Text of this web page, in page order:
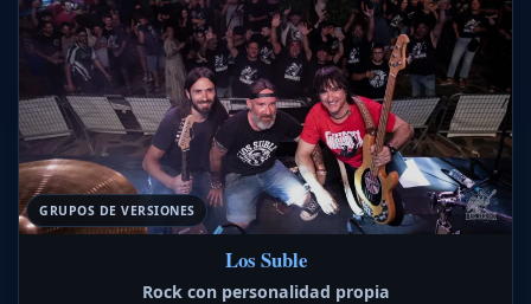
GRUPOS DE VERSIONES
Los Suble
Rock con personalidad propia